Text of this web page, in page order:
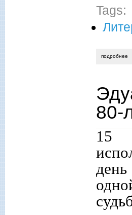
Tags:
подробнее
80-
15